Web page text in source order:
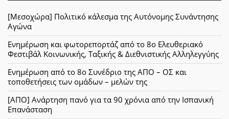
[Μεσοχώρα] Πολιτικό κάλεσμα της Αυτόνομης Συνάντησης
Αγώνα
Ενημέρωση και φωτορεπορτάζ από το 8ο Ελευθεριακό
Φεστιβάλ Κοινωνικής, Ταξικής & Διεθνιστικής Αλληλεγγύης
Ενημέρωση από το 8ο Συνέδριο της ΑΠΟ – ΟΣ και
τοποθετήσεις των ομάδων – μελών της
[ΑΠΟ] Ανάρτηση πανό για τα 90 χρόνια από την Ισπανική
Επανάσταση